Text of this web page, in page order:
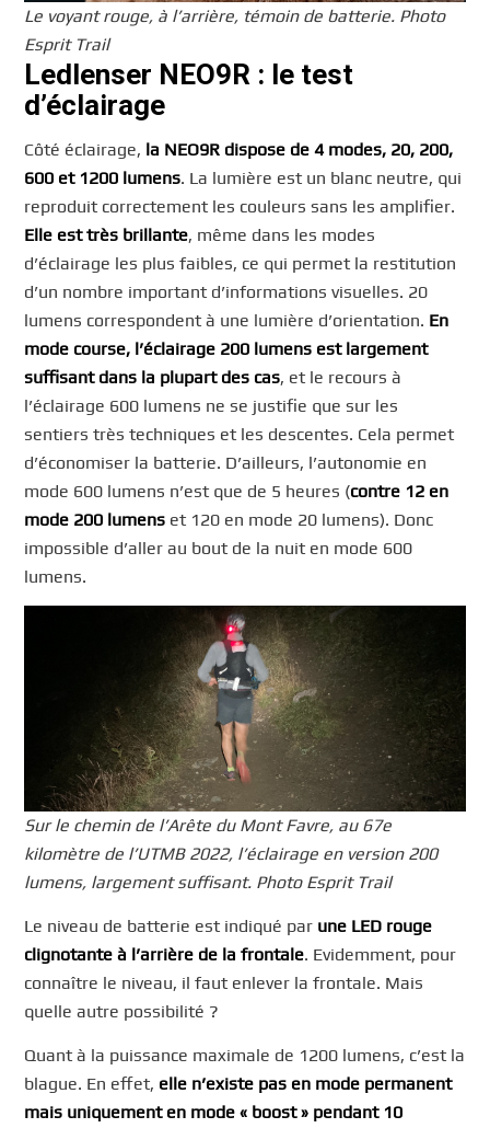
Le voyant rouge, à l’arrière, témoin de batterie. Photo
Esprit Trail
Ledlenser NEO9R : le test
d’éclairage
Côté éclairage, la NEO9R dispose de 4 modes, 20, 200,
600 et 1200 lumens. La lumière est un blanc neutre, qui
reproduit correctement les couleurs sans les amplifier.
Elle est très brillante, même dans les modes
d’éclairage les plus faibles, ce qui permet la restitution
d’un nombre important d’informations visuelles. 20
lumens correspondent à une lumière d’orientation. En
mode course, l’éclairage 200 lumens est largement
suffisant dans la plupart des cas, et le recours à
l’éclairage 600 lumens ne se justifie que sur les
sentiers très techniques et les descentes. Cela permet
d’économiser la batterie. D’ailleurs, l’autonomie en
mode 600 lumens n’est que de 5 heures (contre 12 en
mode 200 lumens et 120 en mode 20 lumens). Donc
impossible d’aller au bout de la nuit en mode 600
lumens.
Sur le chemin de l’Arête du Mont Favre, au 67e
kilomètre de l’UTMB 2022, l’éclairage en version 200
lumens, largement suffisant. Photo Esprit Trail
Le niveau de batterie est indiqué par une LED rouge
clignotante à l’arrière de la frontale. Evidemment, pour
connaître le niveau, il faut enlever la frontale. Mais
quelle autre possibilité ?
Quant à la puissance maximale de 1200 lumens, c’est la
blague. En effet, elle n’existe pas en mode permanent
mais uniquement en mode « boost » pendant 10